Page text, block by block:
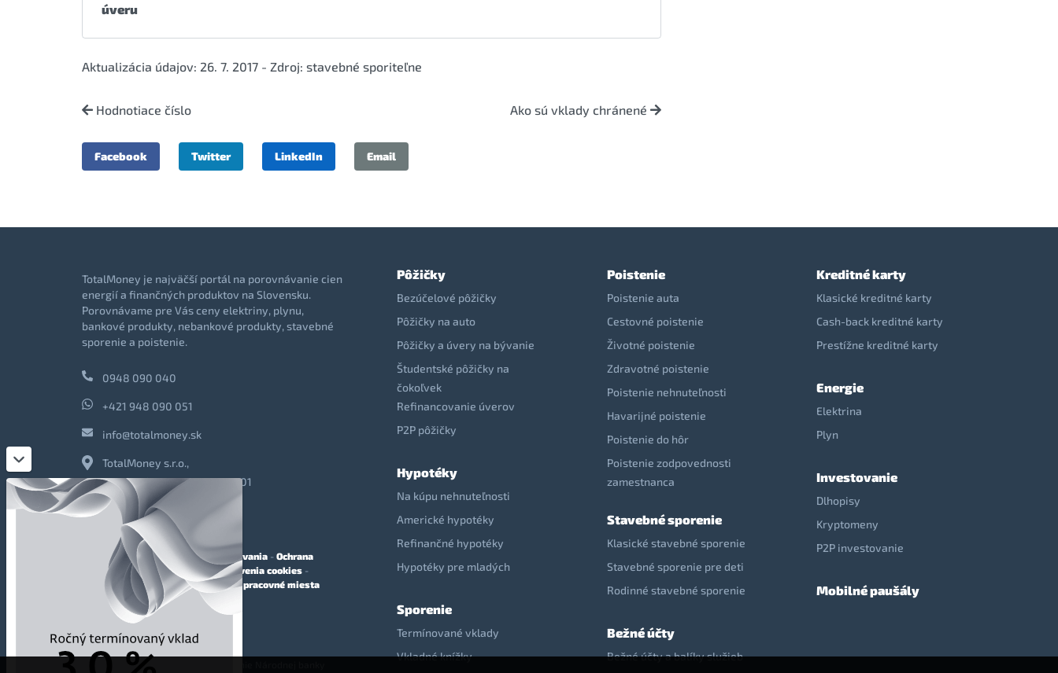
úveru
Aktualizácia údajov: 26. 7. 2017 - Zdroj: stavebné sporiteľne
Hodnotiace číslo Ako sú vklady chránené
Facebook Twitter LinkedIn Email
Pôžičky
Bezúčelové pôžičky
Pôžičky na auto
Pôžičky a úvery na bývanie
Študentské pôžičky na
čokoľvek
Refinancovanie úverov
P2P pôžičky
Hypotéky
Na kúpu nehnuteľnosti
Americké hypotéky
Refinančné hypotéky
Hypotéky pre mladých
Sporenie
Termínované vklady
Vkladné knížky
Poistenie
Poistenie auta
Cestovné poistenie
Životné poistenie
Zdravotné poistenie
Poistenie nehnuteľnosti
Havarijné poistenie
Poistenie do hôr
Poistenie zodpovednosti
zamestnanca
Stavebné sporenie
Klasické stavebné sporenie
Stavebné sporenie pre deti
Rodinné stavebné sporenie
Bežné účty
Bežné účty a balíky služieb
Kreditné karty
Klasické kreditné karty
Cash-back kreditné karty
Prestížne kreditné karty
Energie
Elektrina
Plyn
Investovanie
Dlhopisy
Kryptomeny
P2P investovanie
Mobilné paušály
TotalMoney je najväčší portál na porovnávanie cien
energií a finančných produktov na Slovensku.
Porovnávame pre Vás ceny elektriny, plynu,
bankové produkty, nebankové produkty, stavebné
sporenie a poistenie.
0948 090 040
+421 948 090 051
info@totalmoney.sk
TotalMoney s.r.o.,
Levočská 866, Poprad, 058 01
-Reklama- Podmienky používania - Ochrana
osobných údajov-Cookies Nastavenia cookies -
Finančné sprostredkovanie-Voľné pracovné miesta
Affiliate - partnerský program
© 2009 - 2023 TotalMoney s.r.o.